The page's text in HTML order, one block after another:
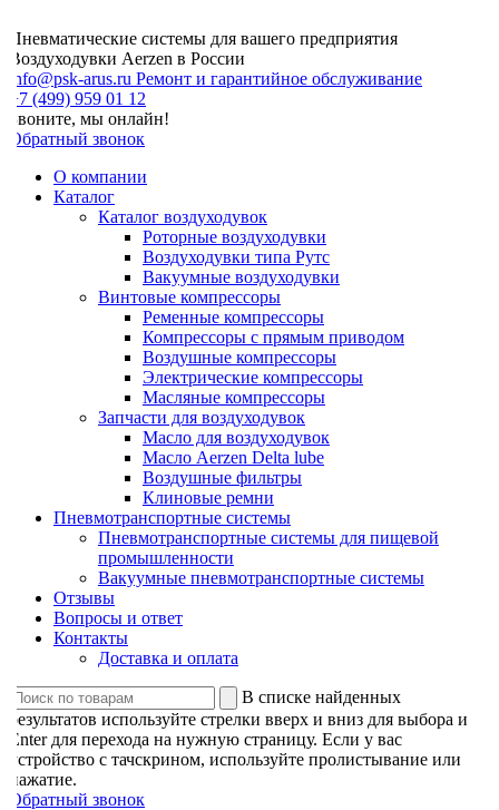
системы для вашего предприятия
Aerzen в России
arus.ruРемонт и гарантийное обслуживание
(499) 959 01 12
мы онлайн!
звонок
О компании
Каталог
Каталог воздуходувок
Роторные воздуходувки
Воздуходувки типа Рутс
Вакуумные воздуходувки
Винтовые компрессоры
Ременные компрессоры
Компрессоры с прямым приводом
Воздушные компрессоры
Электрические компрессоры
Масляные компрессоры
Запчасти для воздуходувок
Масло для воздуходувок
Масло Aerzen Delta lube
Воздушные фильтры
Клиновые ремни
Пневмотранспортные системы
Пневмотранспортные системы для пищевой
промышленности
Вакуумные пневмотранспортные системы
Отзывы
Вопросы и ответ
Контакты
Доставка и оплата
В списке найденных
используйте стрелки вверх и вниз для выбора и
для перехода на нужную страницу. Если у вас
с тачскрином, используйте пролистывание или
звонок